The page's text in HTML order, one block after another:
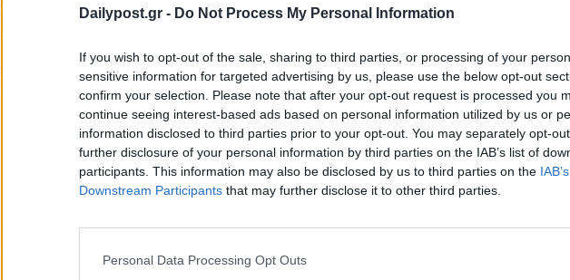
Dailypost.gr - Do Not Process My Personal Information
If you wish to opt-out of the sale, sharing to third parties, or processing of your
sensitive information for targeted advertising by us, please use the below opt-out
confirm your selection. Please note that after your opt-out request is processed you
continue seeing interest-based ads based on personal information utilized by us or
information disclosed to third parties prior to your opt-out. You may separately opt-
further disclosure of your personal information by third parties on the IAB’s list of
participants. This information may also be disclosed by us to third parties on the
Downstream Participants that may further disclose it to other third parties.
Personal Data Processing Opt Outs
νεωτέρας.
έχουν συμφωνηθεί.
για να λάβω την τελική απόφαση.»